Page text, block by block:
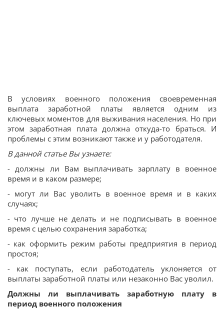
В условиях военного положения своевременная
выплата заработной платы является одним из
ключевых моментов для выживания населения. Но при
этом заработная плата должна откуда-то браться. И
проблемы с этим возникают также и у работодателя.
В данной статье Вы узнаете:
- должны ли Вам выплачивать зарплату в военное
время и в каком размере;
- могут ли Вас уволить в военное время и в каких
случаях;
- что лучше не делать и не подписывать в военное
время с целью сохранения заработка;
- как оформить режим работы предприятия в период
простоя;
- как поступать, если работодатель уклоняется от
выплаты заработной платы или незаконно Вас уволил.
Должны ли выплачивать заработную плату в
период военного положения